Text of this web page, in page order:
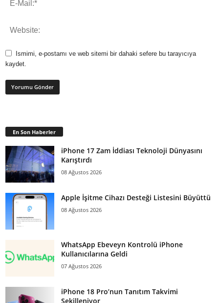
Ismimi, e-postamı ve web sitemi bir dahaki sefere bu tarayıcıya
kaydet.
En Son Haberler
iPhone 17 Zam İddiası Teknoloji Dünyasını
Karıştırdı
08 Ağustos 2026
Apple İşitme Cihazı Desteği Listesini Büyüttü
08 Ağustos 2026
WhatsApp Ebeveyn Kontrolü iPhone
Kullanıcılarına Geldi
07 Ağustos 2026
iPhone 18 Pro’nun Tanıtım Takvimi
Şekilleniyor